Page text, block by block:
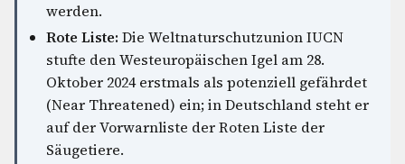
werden.
Rote Liste: Die Weltnaturschutzunion IUCN
stufte den Westeuropäischen Igel am 28.
Oktober 2024 erstmals als potenziell gefährdet
(Near Threatened) ein; in Deutschland steht er
auf der Vorwarnliste der Roten Liste der
Säugetiere.